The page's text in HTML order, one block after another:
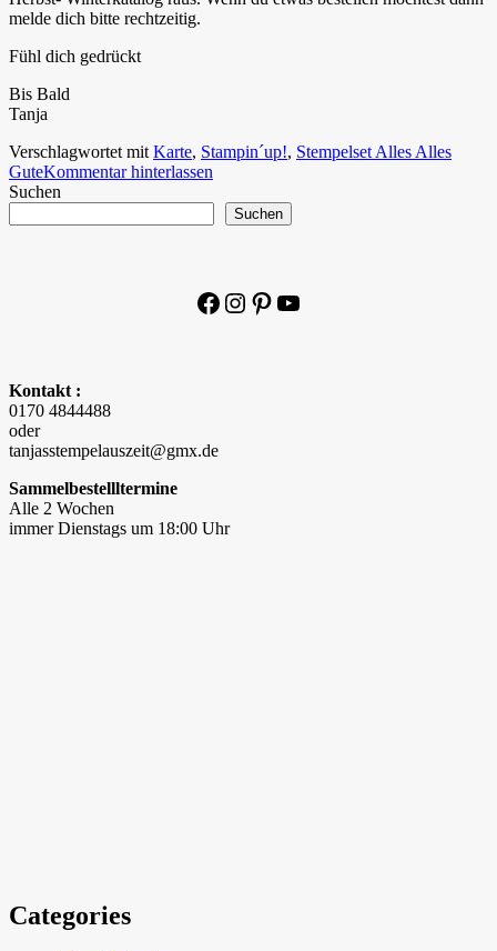
melde dich bitte rechtzeitig.
Fühl dich gedrückt
Bis Bald
Tanja
Verschlagwortet mit Karte, Stampin´up!, Stempelset Alles Alles
GuteKommentar hinterlassen
Suchen
Suchen
Facebook
Instagram
Pinterest
YouTube
Kontakt :
0170 4844488
oder
tanjasstempelauszeit@gmx.de
Sammelbestellltermine
Alle 2 Wochen
immer Dienstags um 18:00 Uhr
Categories